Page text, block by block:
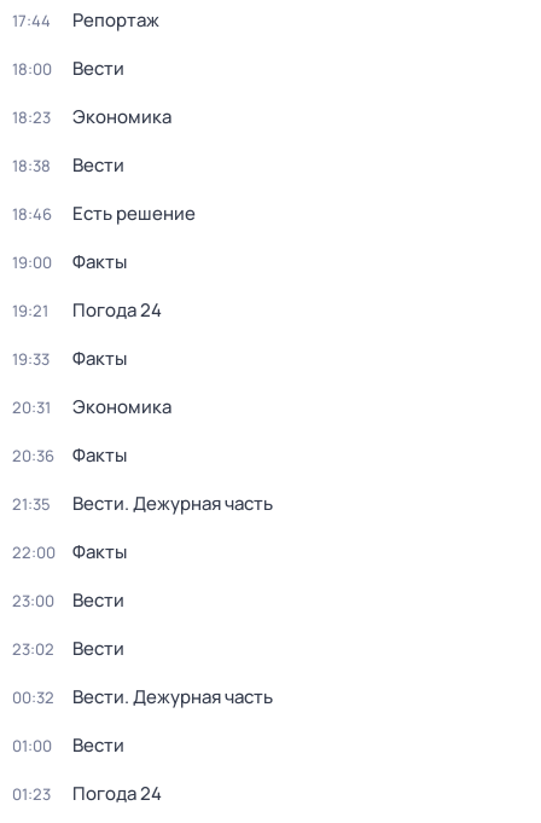
17:44 Репортаж
18:00 Вести
18:23 Экономика
18:38 Вести
18:46 Есть решение
19:00 Факты
19:21 Погода 24
19:33 Факты
20:31 Экономика
20:36 Факты
21:35 Вести. Дежурная часть
22:00 Факты
23:00 Вести
23:02 Вести
00:32 Вести. Дежурная часть
01:00 Вести
01:23 Погода 24